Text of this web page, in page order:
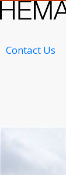
Contact Us